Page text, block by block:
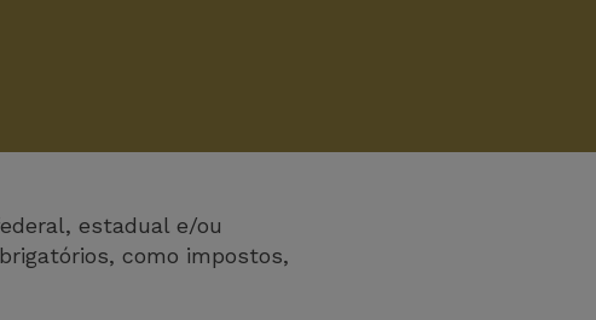
estadual e/ou
como impostos,